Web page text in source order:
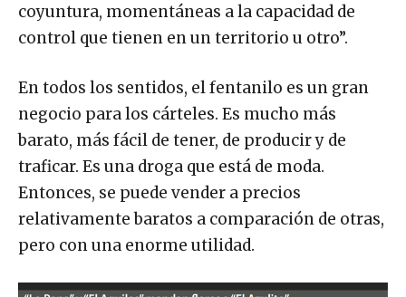
coyuntura, momentáneas a la capacidad de
control que tienen en un territorio u otro”.
En todos los sentidos, el fentanilo es un gran
negocio para los cárteles. Es mucho más
barato, más fácil de tener, de producir y de
traficar. Es una droga que está de moda.
Entonces, se puede vender a precios
relativamente baratos a comparación de otras,
pero con una enorme utilidad.